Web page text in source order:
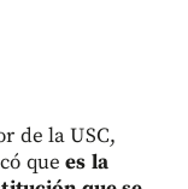
de la USC,
que es la